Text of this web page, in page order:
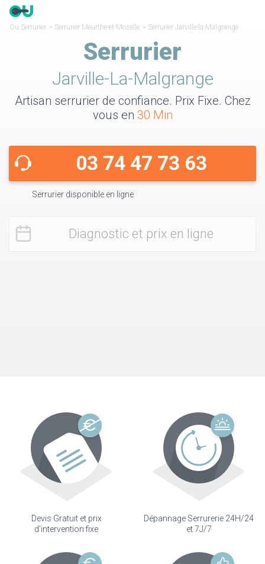
Ou Serrurier > Serrurier Meurthe-et-Moselle > Serrurier Jarville-la-Malgrange
Serrurier
Jarville-La-Malgrange
Artisan serrurier de confiance. Prix Fixe. Chez
vous en 30 Min
03 74 47 73 63
Serrurier disponible en ligne
Diagnostic et prix en ligne
Devis Gratuit et prix
d'intervention fixe
Dépannage Serrurerie 24H/24
et 7J/7